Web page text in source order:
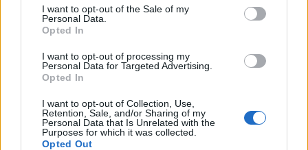
I want to opt-out of the Sale of my
Personal Data.
Opted In
I want to opt-out of processing my
Personal Data for Targeted Advertising.
Opted In
I want to opt-out of Collection, Use,
Retention, Sale, and/or Sharing of my
Personal Data that Is Unrelated with the
Purposes for which it was collected.
Opted Out
emergenza
giocatori dell'Alghero
Paginazione
Prima
pagina
« Prima
Pagina
precedente
‹‹ … Page
1361 Page
1362 Page
1364
Pagina
1365 Page
1366 Page
1367 Page
1368